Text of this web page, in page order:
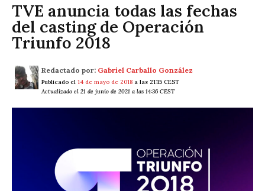
TVE anuncia todas las fechas
del casting de Operación
Triunfo 2018
Redactado por: Gabriel Carballo González
Publicado el 14 de mayo de 2018 a las 21:15 CEST
Actualizado el 21 de junio de 2021 a las 14:36 CEST